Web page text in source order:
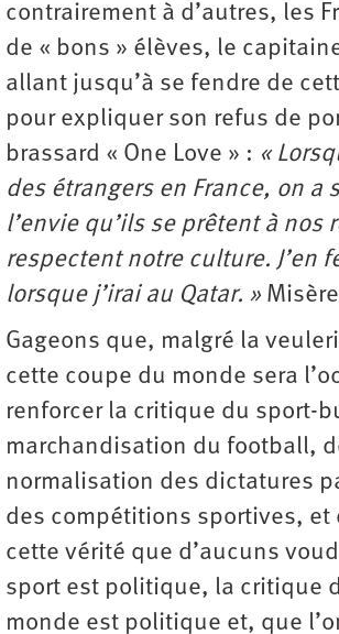
contrairement à d’autres, les
de « bons » élèves, le
allant jusqu’à se fendre de
pour expliquer son refus de
brassard « One Love » : «
des étrangers en France, on a
l’envie qu’ils se prêtent à nos
respectent notre culture. J’en
lorsque j’irai au Qatar. »
Gageons que, malgré la
cette coupe du monde sera
renforcer la critique du sport-
marchandisation du football,
normalisation des dictatures
des compétitions sportives, et
cette vérité que d’aucuns
sport est politique, la critique
monde est politique et, que